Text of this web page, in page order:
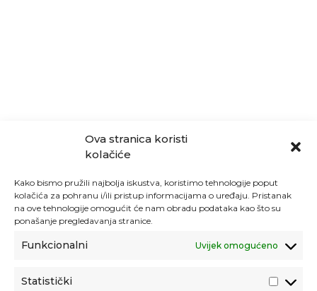
Ova stranica koristi
kolačiće
Kako bismo pružili najbolja iskustva, koristimo tehnologije poput
kolačića za pohranu i/ili pristup informacijama o uređaju. Pristanak
na ove tehnologije omogućit će nam obradu podataka kao što su
ponašanje pregledavanja stranice.
Funkcionalni Uvijek omogućeno
Statistički